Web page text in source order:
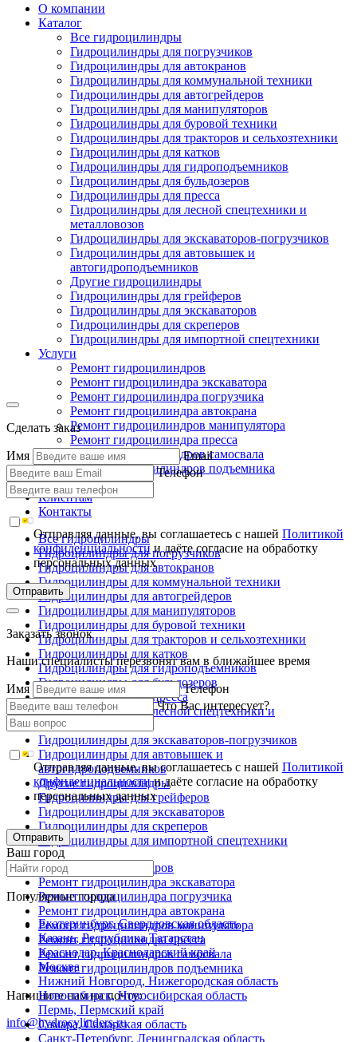
О компании
Каталог
Все гидроцилиндры
Гидроцилиндры для погрузчиков
Гидроцилиндры для автокранов
Гидроцилиндры для коммунальной техники
Гидроцилиндры для автогрейдеров
Гидроцилиндры для манипуляторов
Гидроцилиндры для буровой техники
Гидроцилиндры для тракторов и сельхозтехники
Гидроцилиндры для катков
Гидроцилиндры для гидроподъемников
Гидроцилиндры для бульдозеров
Гидроцилиндры для пресса
Гидроцилиндры для лесной спецтехники и
металловозов
Гидроцилиндры для экскаваторов-погрузчиков
Гидроцилиндры для автовышек и
автогидроподъемников
Другие гидроцилиндры
Гидроцилиндры для грейферов
Гидроцилиндры для экскаваторов
Гидроцилиндры для скреперов
Гидроцилиндры для импортной спецтехники
Услуги
Ремонт гидроцилиндров
Ремонт гидроцилиндра экскаватора
Ремонт гидроцилиндра погрузчика
Ремонт гидроцилиндра автокрана
Ремонт гидроцилиндров манипулятора
Ремонт гидроцилиндра пресса
Ремонт гидроцилиндров самосвала
Ремонт гидроцилиндров подъемника
Производство
Клиентам
Контакты
Все гидроцилиндры
Гидроцилиндры для погрузчиков
Гидроцилиндры для автокранов
Гидроцилиндры для коммунальной техники
Гидроцилиндры для автогрейдеров
Гидроцилиндры для манипуляторов
Гидроцилиндры для буровой техники
Гидроцилиндры для тракторов и сельхозтехники
Гидроцилиндры для катков
Гидроцилиндры для гидроподъемников
Гидроцилиндры для бульдозеров
Гидроцилиндры для пресса
Гидроцилиндры для лесной спецтехники и
металловозов
Гидроцилиндры для экскаваторов-погрузчиков
Гидроцилиндры для автовышек и
автогидроподъемников
Другие гидроцилиндры
Гидроцилиндры для грейферов
Гидроцилиндры для экскаваторов
Гидроцилиндры для скреперов
Гидроцилиндры для импортной спецтехники
Ремонт гидроцилиндров
Ремонт гидроцилиндра экскаватора
Ремонт гидроцилиндра погрузчика
Ремонт гидроцилиндра автокрана
Ремонт гидроцилиндров манипулятора
Ремонт гидроцилиндра пресса
Ремонт гидроцилиндров самосвала
Ремонт гидроцилиндров подъемника
Напишите нам на почту:
info@hydrocylinders.ru
Сделать заказ
Имя
Email
Телефон
Отправляя данные, вы соглашаетесь с нашейПолитикой
конфиденциальностии даёте согласие на обработку
персональных данных
Отправить
Заказать звонок
Наши специалисты перезвонят вам в ближайшее время
Имя
Телефон
Что Вас интересует?
Отправляя данные, вы соглашаетесь с нашейПолитикой
конфиденциальностии даёте согласие на обработку
персональных данных
Отправить
Ваш город
Популярные города
Екатеринбург, Свердловская область
Казань, Республика Татарстан
Краснодар, Краснодарский край
Москва
Нижний Новгород, Нижегородская область
Новосибирск, Новосибирская область
Пермь, Пермский край
Самара, Самарская область
Санкт-Петербург, Ленинградская область